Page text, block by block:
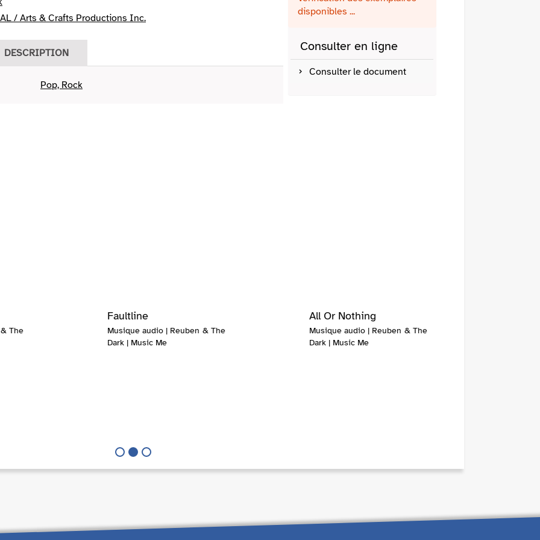
/ Arts & Crafts Productions Inc.
DESCRIPTION
Pop, Rock
disponibles ...
Consulter en ligne
Consulter le document
Faultline
Musique audio | Reuben & The
Dark | Music Me
All Or Nothing
Musique audio | Reuben & The
Dark | Music Me
The